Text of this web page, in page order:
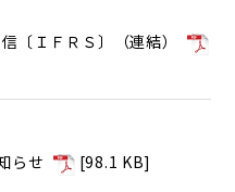
〔ＩＦＲＳ〕（連結）
らせ [98.1 KB]